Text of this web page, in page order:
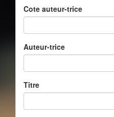
Cote auteur-trice
Auteur-trice
Titre